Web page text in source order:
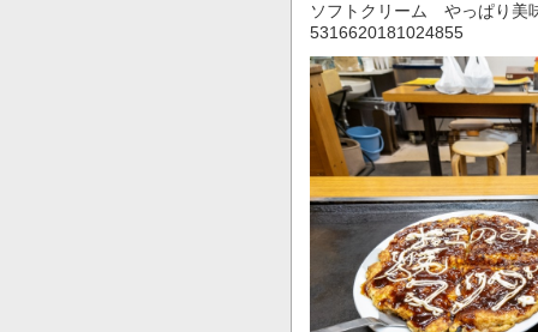
ソフトクリーム やっぱり美
5316620181024855